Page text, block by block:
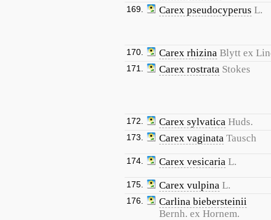
169. Carex pseudocyperus L.
170. Carex rhizina Blytt ex
171. Carex rostrata Stokes
172. Carex sylvatica Huds.
173. Carex vaginata Tausch
174. Carex vesicaria L.
175. Carex vulpina L.
176.
Carlina biebersteinii
Bernh. ex Hornem.